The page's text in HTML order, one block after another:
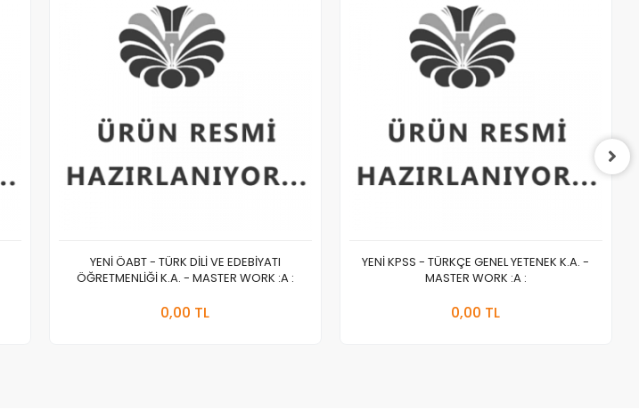
YENİ ÖABT - TÜRK DİLİ VE EDEBİYATI
ÖĞRETMENLİĞİ K.A. - MASTER WORK :A :
0,00 TL
YENİ KPSS - TÜRKÇE GENEL YETENEK K.A. -
MASTER WORK :A :
0,00 TL